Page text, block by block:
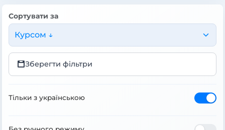
Сортувати за
Курсом ↓
Зберегти фільтри
Тільки з українською